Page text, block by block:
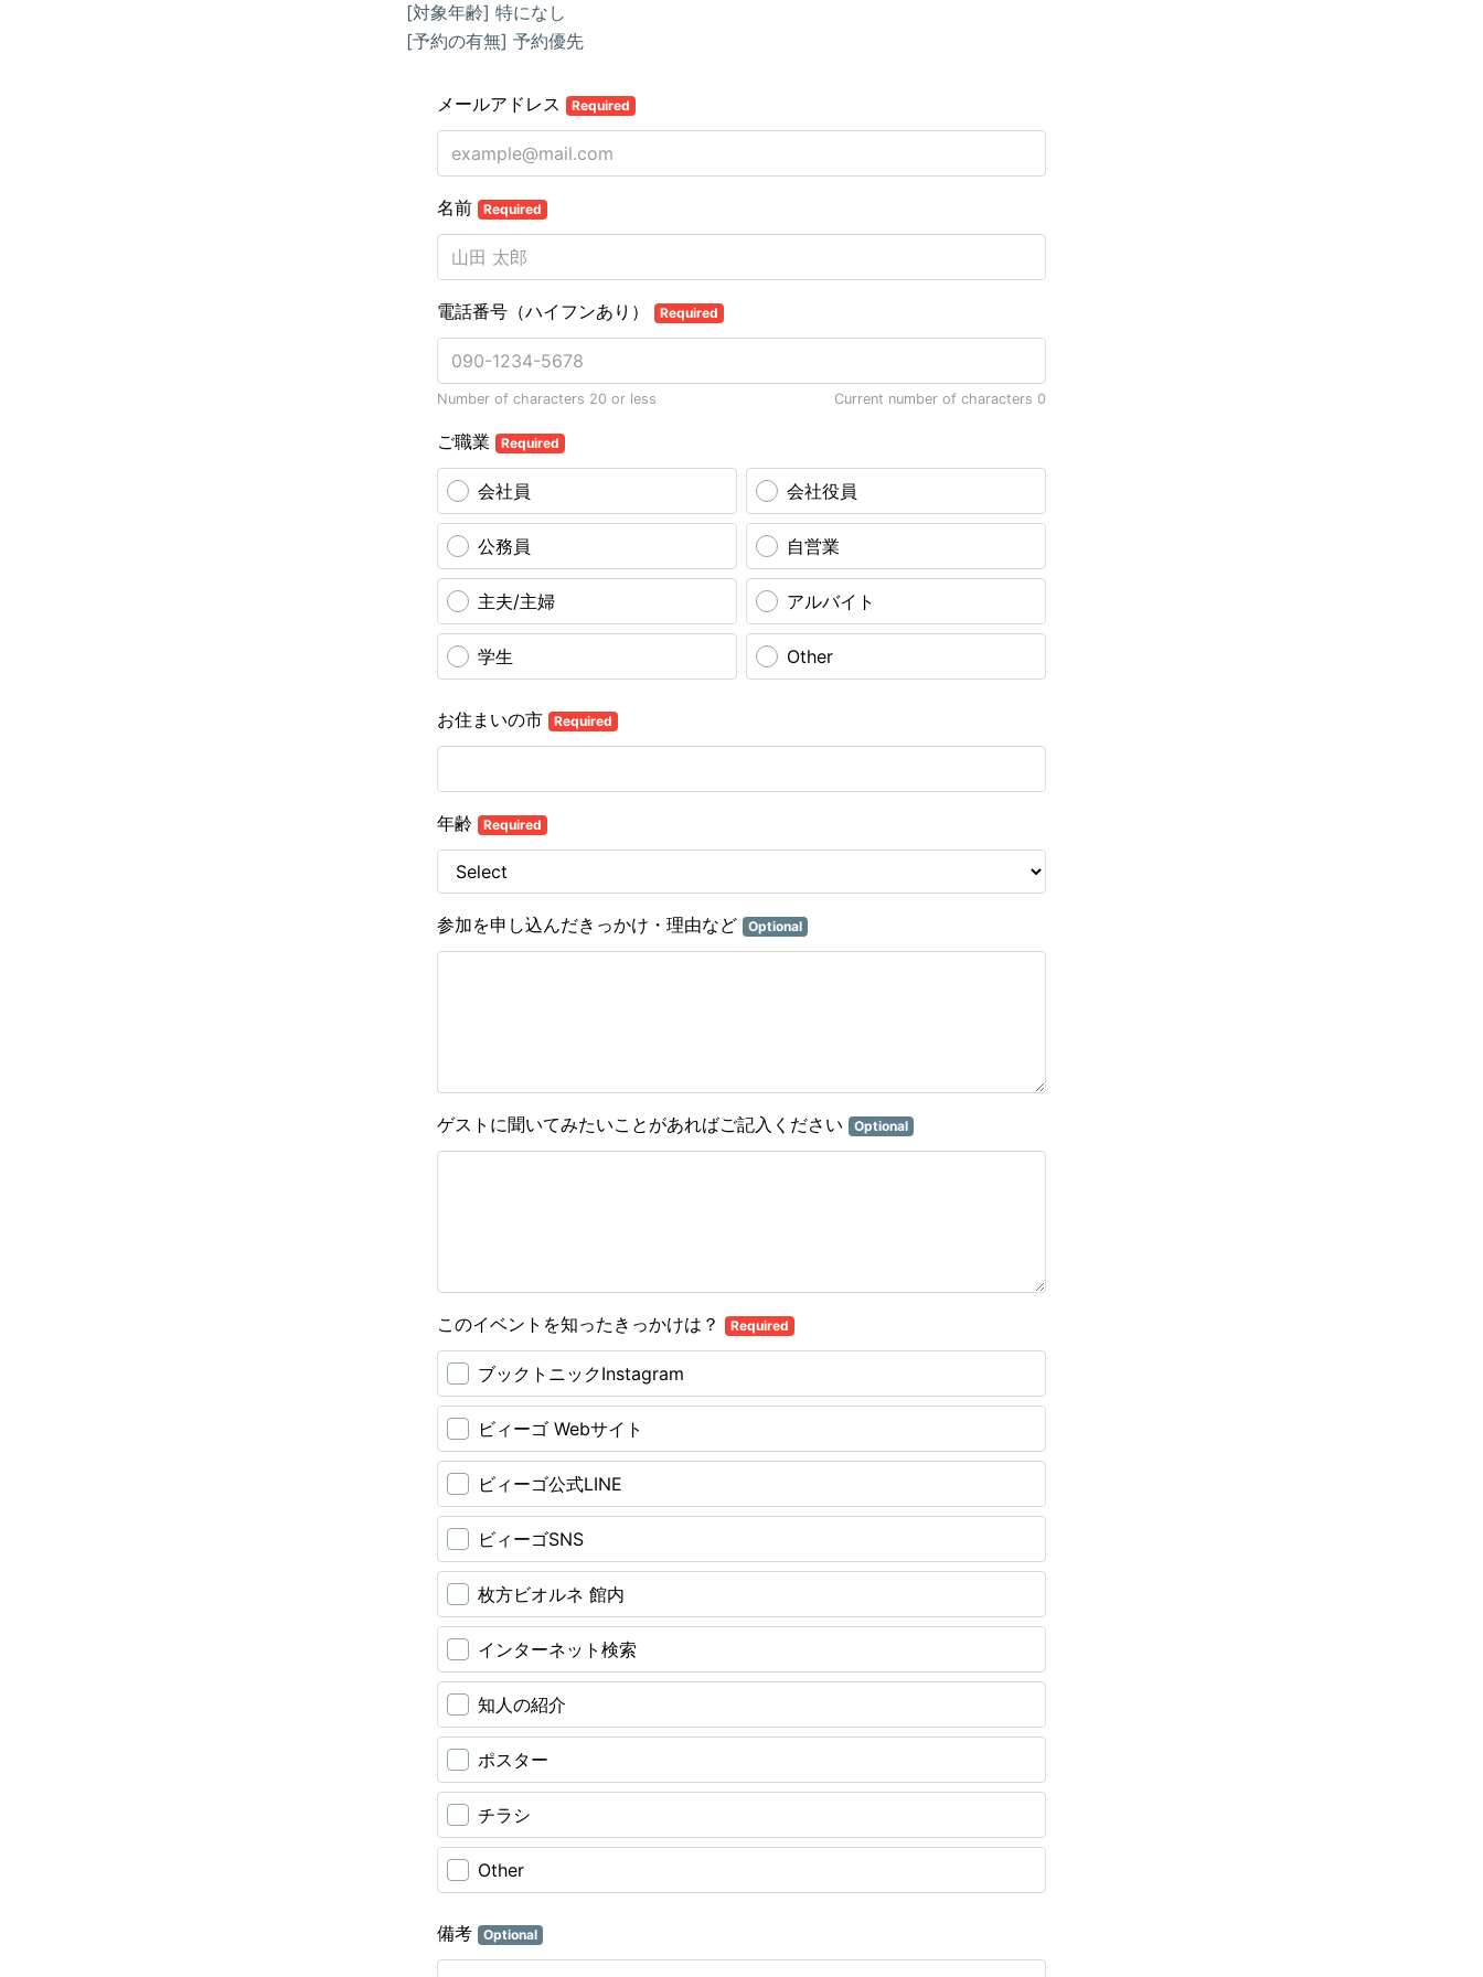
[対象年齢] 特になし
[予約の有無] 予約優先
メールアドレス Required
名前 Required
電話番号（ハイフンあり） Required
Number of characters 20 or less Current number of characters 0
ご職業 Required
会社員 会社役員
公務員 自営業
主夫/主婦 アルバイト
学生 Other
お住まいの市 Required
年齢 Required
参加を申し込んだきっかけ・理由など Optional
ゲストに聞いてみたいことがあればご記入ください Optional
このイベントを知ったきっかけは？ Required
ブックトニックInstagram
ビィーゴ Webサイト
ビィーゴ公式LINE
ビィーゴSNS
枚方ビオルネ 館内
インターネット検索
知人の紹介
ポスター
チラシ
Other
備考 Optional